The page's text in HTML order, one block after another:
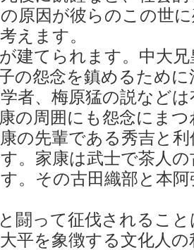
原因が彼らのこの世
えます。
建てられます。中大兄
の怨念を鎮めるために
者、梅原猛の説など
の周囲にも怨念にまつ
の先輩である秀吉と
。家康は武士で茶人
。その古田織部と本
闘って征伐されること
平を象徴する文化人の